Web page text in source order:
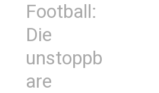
Football:
Die
unstoppb
are